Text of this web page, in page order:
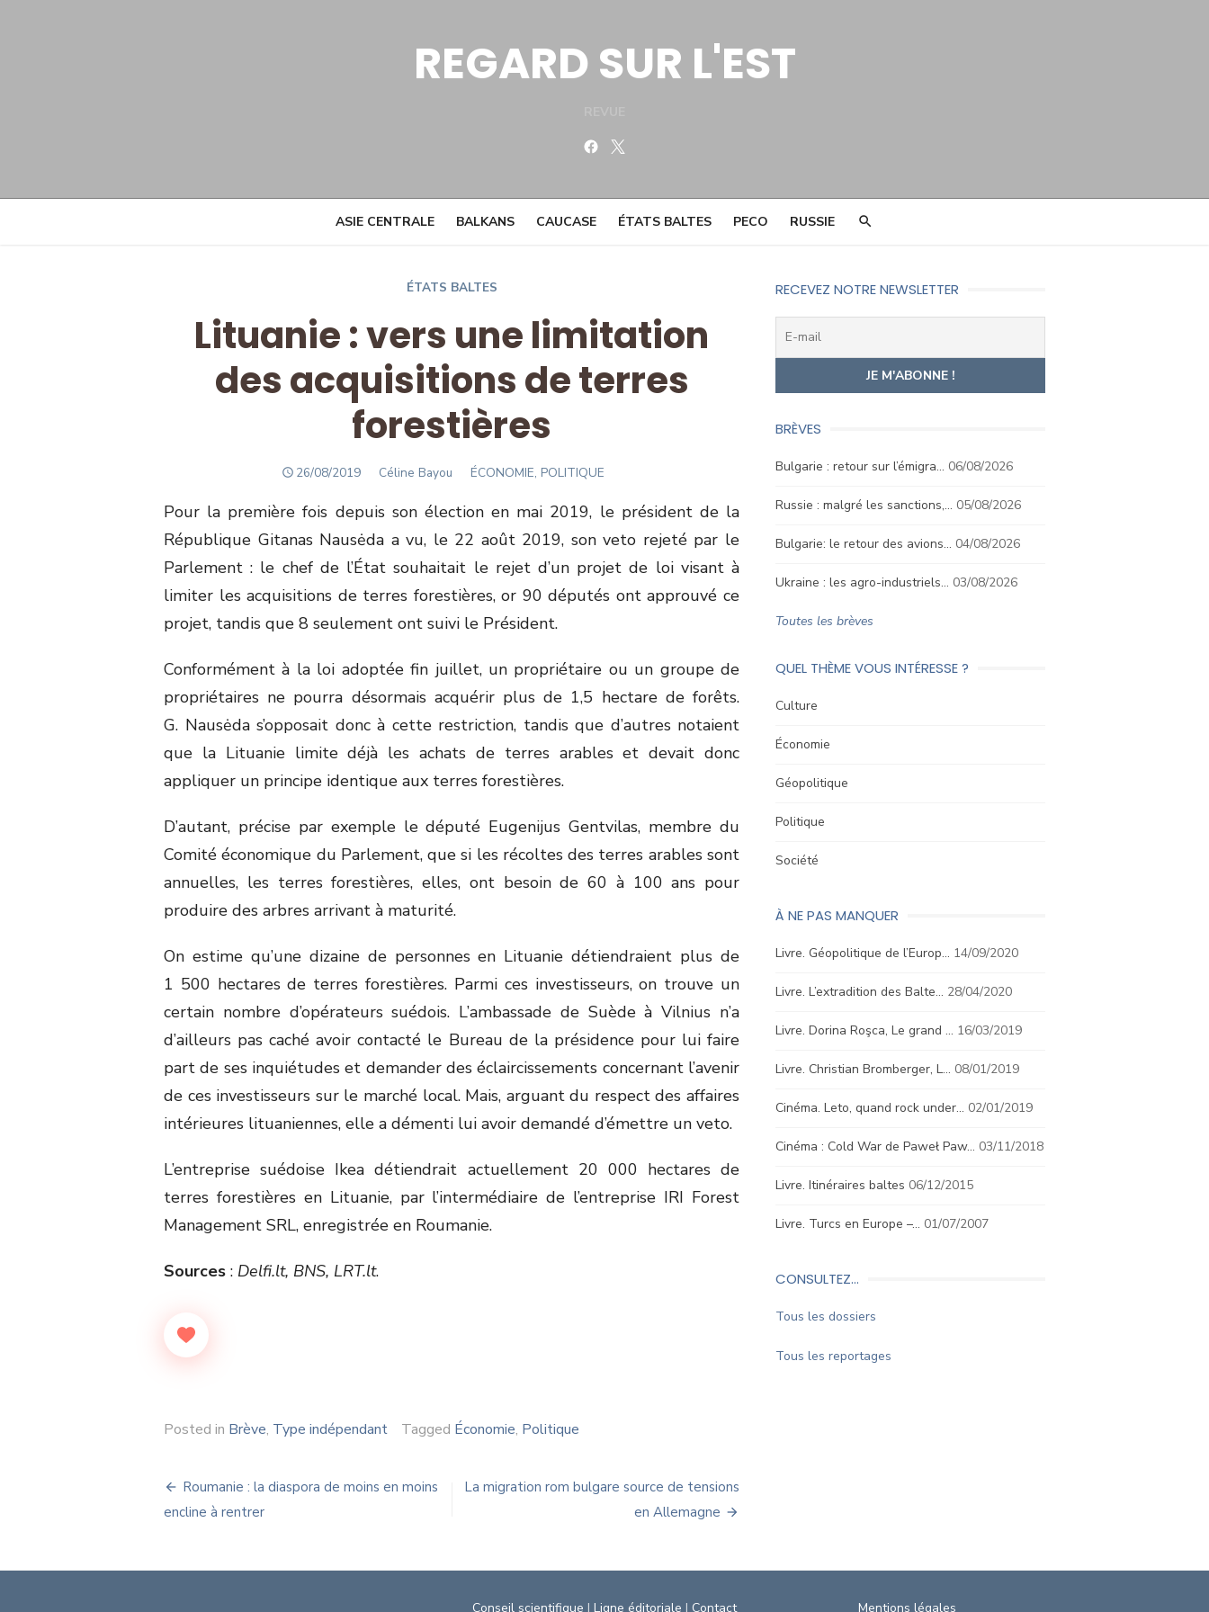
REGARD SUR L'EST
Facebook
ASIE CENTRALE BALKANS CAUCASE ÉTATS BALTES PECO RUSSIE
ÉTATS BALTES
Lituanie : vers une limitation
des acquisitions de terres
forestières
POSTED
26/08/2019 Author
Céline Bayou ÉCONOMIE, POLITIQUE
Pour la première fois depuis son élection en mai 2019, le président de la
République Gitanas Nausėda a vu, le 22 août 2019, son veto rejeté par le
Parlement : le chef de l’État souhaitait le rejet d’un projet de loi visant à
limiter les acquisitions de terres forestières, or 90 députés ont approuvé ce
projet, tandis que 8 seulement ont suivi le Président.
Conformément à la loi adoptée fin juillet, un propriétaire ou un groupe de
propriétaires ne pourra désormais acquérir plus de 1,5 hectare de forêts.
G. Nausėda s’opposait donc à cette restriction, tandis que d’autres notaient
que la Lituanie limite déjà les achats de terres arables et devait donc
appliquer un principe identique aux terres forestières.
D’autant, précise par exemple le député Eugenijus Gentvilas, membre du
Comité économique du Parlement, que si les récoltes des terres arables sont
annuelles, les terres forestières, elles, ont besoin de 60 à 100 ans pour
produire des arbres arrivant à maturité.
On estime qu’une dizaine de personnes en Lituanie détiendraient plus de
1 500 hectares de terres forestières. Parmi ces investisseurs, on trouve un
certain nombre d’opérateurs suédois. L’ambassade de Suède à Vilnius n’a
d’ailleurs pas caché avoir contacté le Bureau de la présidence pour lui faire
part de ses inquiétudes et demander des éclaircissements concernant l’avenir
de ces investisseurs sur le marché local. Mais, arguant du respect des affaires
intérieures lituaniennes, elle a démenti lui avoir demandé d’émettre un veto.
L’entreprise suédoise Ikea détiendrait actuellement 20 000 hectares de
terres forestières en Lituanie, par l’intermédiaire de l’entreprise IRI Forest
Management SRL, enregistrée en Roumanie.
Sources : Delfi.lt, BNS, LRT.lt.
Posted in Brève, Type indépendant Tagged Économie, Politique
Navigation
de
Roumanie : la diaspora de moins en moins
encline à rentrer
La migration rom bulgare source de tensions
en Allemagne
RECEVEZ NOTRE NEWSLETTER
BRÈVES
Bulgarie : retour sur l’émigra… 06/08/2026
Russie : malgré les sanctions,… 05/08/2026
Bulgarie: le retour des avions… 04/08/2026
Ukraine : les agro-industriels… 03/08/2026
Toutes les brèves
QUEL THÈME VOUS INTÉRESSE ?
Culture
Économie
Géopolitique
Politique
Société
À NE PAS MANQUER
Livre. Géopolitique de l’Europ… 14/09/2020
Livre. L’extradition des Balte… 28/04/2020
Livre. Dorina Roşca, Le grand … 16/03/2019
Livre. Christian Bromberger, L… 08/01/2019
Cinéma. Leto, quand rock under… 02/01/2019
Cinéma : Cold War de Paweł Paw… 03/11/2018
Livre. Itinéraires baltes 06/12/2015
Livre. Turcs en Europe –… 01/07/2007
CONSULTEZ…
Tous les dossiers
Tous les reportages
Conseil scientifique | Ligne éditoriale | Contact Mentions légales